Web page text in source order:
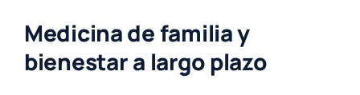
Medicina de familia y
bienestar a largo plazo